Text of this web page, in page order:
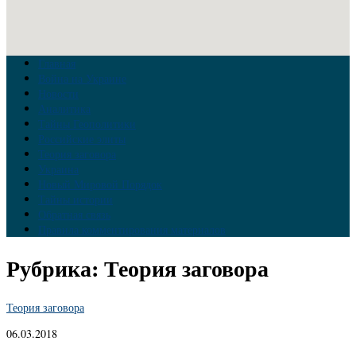
Главная
Война на Украине
Новости
Аналитика
Тайны Геополитики
Российские элиты
Теория заговора
Украина
Новый Мировой Порядок
Тайны истории
Обратная связь
Правила комментирования материалов
Рубрика: Теория заговора
Теория заговора
06.03.2018